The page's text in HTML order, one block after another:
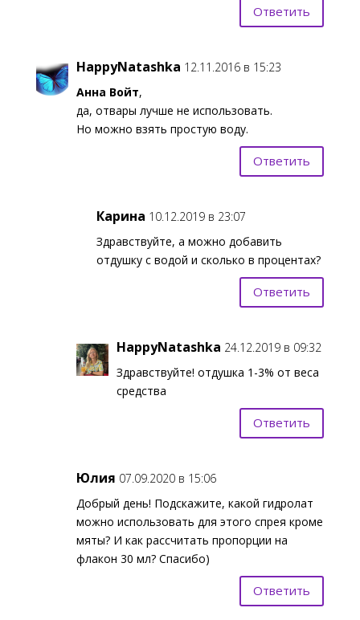
Ответить
HappyNatashka 12.11.2016 в 15:23
Анна Войт,
да, отвары лучше не использовать.
Но можно взять простую воду.
Ответить
Карина 10.12.2019 в 23:07
Здравствуйте, а можно добавить
отдушку с водой и сколько в процентах?
Ответить
HappyNatashka 24.12.2019 в 09:32
Здравствуйте! отдушка 1-3% от веса
средства
Ответить
Юлия 07.09.2020 в 15:06
Добрый день! Подскажите, какой гидролат
можно использовать для этого спрея кроме
мяты? И как рассчитать пропорции на
флакон 30 мл? Спасибо)
Ответить